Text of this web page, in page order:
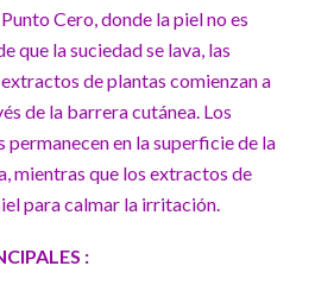
Cero, donde la piel no es
que la suciedad se lava, las
de plantas comienzan a
de la barrera cutánea. Los
permanecen en la superficie de la
mientras que los extractos de
para calmar la irritación.
: